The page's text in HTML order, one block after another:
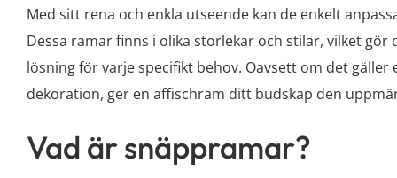
Med sitt rena och enkla utseende kan de enkelt
Dessa ramar finns i olika storlekar och stilar, vilket
lösning för varje specifikt behov. Oavsett om det
dekoration, ger en affischram ditt budskap den
Vad är snäppramar?